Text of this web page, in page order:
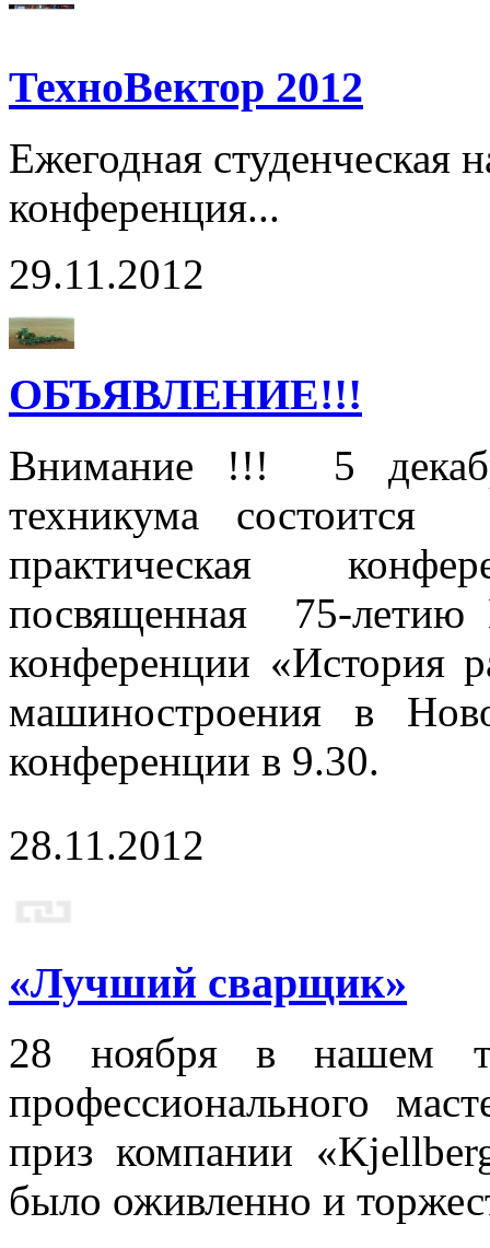
ТехноВектор 2012
Ежегодная студенческая
конференция...
29.11.2012
ОБЪЯВЛЕНИЕ!!!
Внимание !!! 5
техникума состоится
практическая
посвященная 75-летию
конференции «История
машиностроения в
конференции в 9.30.
28.11.2012
«Лучший сварщик»
28 ноября в нашем
профессионального
приз компании
было оживленно и